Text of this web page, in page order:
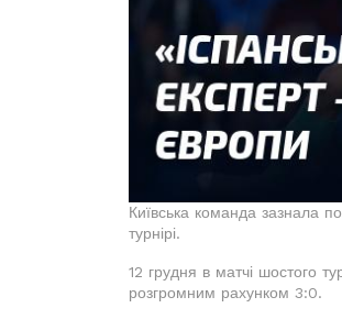
Київська команда зазнала
турнірі.
12 грудня в матчі шостого
розгромним рахунком 3:0.